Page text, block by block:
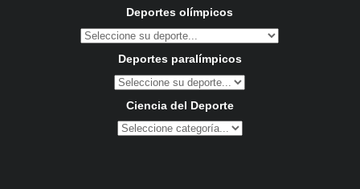
Deportes olímpicos
Deportes paralímpicos
Ciencia del Deporte